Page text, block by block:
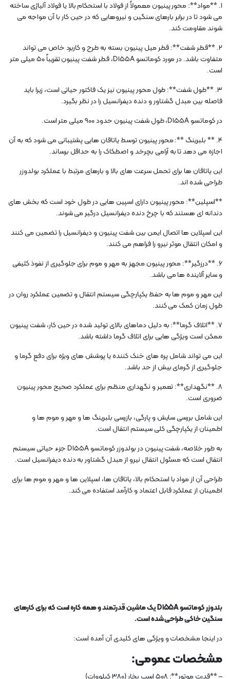
1. **مواد**: محور پینیون معمولاً از فولاد با استحکام بالا یا فولاد آلیاژی ساخته
می شود تا در برابر بارهای سنگین و نیروهایی که در حین کار با آن مواجه می
شوند مقاومت کند.
2. **قطر شفت**: قطر میل پینیون بسته به طرح و کاربرد خاص می تواند
متفاوت باشد. در مورد کوماتسو D155A، قطر شفت پینیون تقریباً 50 میلی متر
است.
3. **طول شفت**: طول محور پینیون نیز یک فاکتور حیاتی است، زیرا باید
فاصله بین مبدل گشتاور و دنده دیفرانسیل را در نظر بگیرد.
در کوماتسو D155A، طول شفت پینیون حدود 900 میلی متر است.
4. ** بلبرینگ **: محور پینیون توسط یاتاقان هایی پشتیبانی می شود که به آن
اجازه می دهد تا به آرامی بچرخد و اصطکاک را به حداقل برساند.
این یاتاقان ها برای تحمل سرعت های بالا و بارهای مرتبط با عملکرد بولدوزر
طراحی شده اند.
**اسپلین**: محور پینیون دارای اسپین هایی در طول خود است که بخش های
دندانه ای هستند که با چرخ دنده دیفرانسیل درگیر می شوند.
این اسپلاین ها اتصال ایمن بین شفت پینیون و دیفرانسیل را تضمین می کنند
و امکان انتقال موثر نیرو را فراهم می کنند.
6. **درزگیر**: محور پینیون مجهز به مهر و موم برای جلوگیری از نفوذ کثیفی
و سایر آلاینده ها می باشد.
این مهر و موم ها به حفظ یکپارچگی سیستم انتقال و تضمین عملکرد روان در
طول زمان کمک می کنند.
7. **اتلاف گرما**: به دلیل دماهای بالای تولید شده در حین کار، شفت پینیون
ممکن است ویژگی هایی برای اتلاف گرما داشته باشد.
این می تواند شامل پره های خنک کننده یا پوشش های ویژه برای دفع گرما و
جلوگیری از گرمای بیش از حد باشد.
8. **نگهداری**: تعمیر و نگهداری منظم برای عملکرد صحیح محور پینیون
ضروری است.
این شامل بررسی سایش و پارگی، بازرسی بلبرینگ ها و مهر و موم ها و
اطمینان از یکپارچگی کلی سیستم انتقال است.
به طور خلاصه، شفت پینیون در بولدوزر کوماتسو D155A جزء حیاتی سیستم
انتقال است که مسئول انتقال نیرو از مبدل گشتاور به دنده دیفرانسیل است.
طراحی آن از مواد با استحکام بالا، یاتاقان ها، اسپلاین ها و مهر و موم ها برای
اطمینان از عملکرد قابل اعتماد و کارآمد استفاده می کند.
بلدوزر کوماتسو D155A یک ماشین قدرتمند و همه کاره است که برای کارهای
سنگین خاکی طراحی شده است.
در اینجا مشخصات و ویژگی های کلیدی آن آمده است:
مشخصات عمومی: